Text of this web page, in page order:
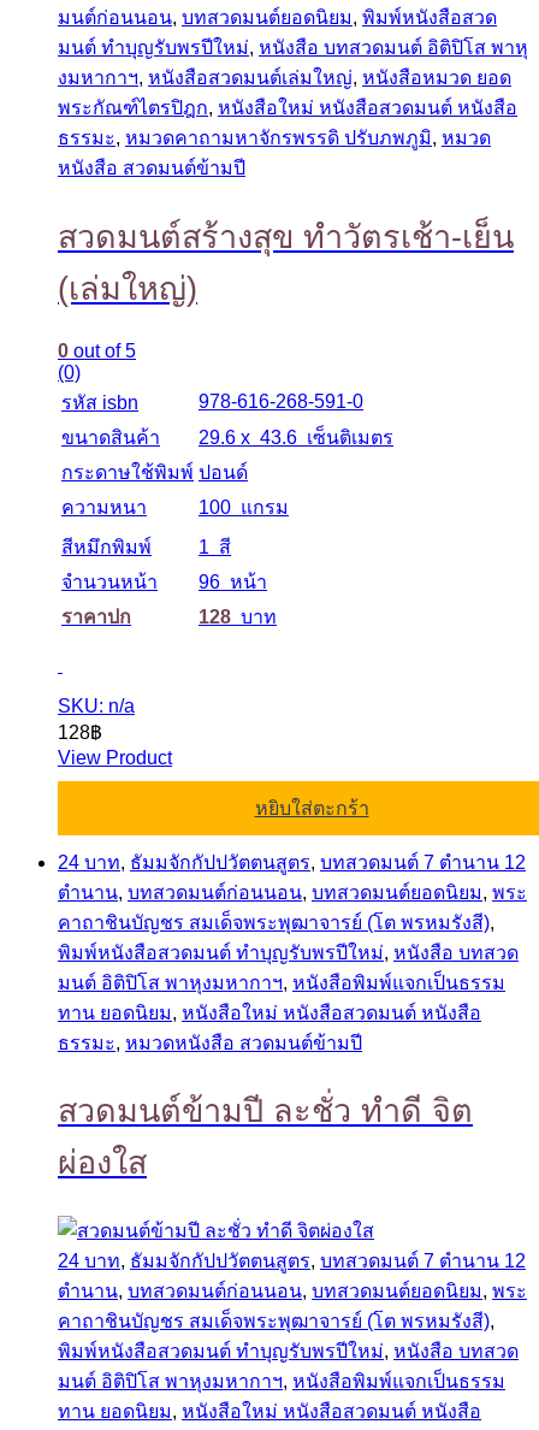
มนต์ก่อนนอน, บทสวดมนต์ยอดนิยม, พิมพ์หนังสือสวด
มนต์ ทำบุญรับพรปีใหม่, หนังสือ บทสวดมนต์ อิติปิโส พาหุ
งมหากาฯ, หนังสือสวดมนต์เล่มใหญ่, หนังสือหมวด ยอด
พระกัณฑ์ไตรปิฎก, หนังสือใหม่ หนังสือสวดมนต์ หนังสือ
ธรรมะ, หมวดคาถามหาจักรพรรดิ ปรับภพภูมิ, หมวด
หนังสือ สวดมนต์ข้ามปี
สวดมนต์สร้างสุข ทำวัตรเช้า-เย็น
(เล่มใหญ่)
0 out of 5
(0)
รหัส isbn
978-616-268-591-0
ขนาดสินค้า
29.6 x 43.6 เซ็นติเมตร
กระดาษใช้พิมพ์ ปอนด์
ความหนา
100 แกรม
สีหมึกพิมพ์
1 สี
จำนวนหน้า
96 หน้า
ราคาปก
128 บาท
SKU: n/a
128฿
View Product
หยิบใส่ตะกร้า
24 บาท, ธัมมจักกัปปวัตตนสูตร, บทสวดมนต์ 7 ตำนาน 12
ตำนาน, บทสวดมนต์ก่อนนอน, บทสวดมนต์ยอดนิยม, พระ
คาถาชินบัญชร สมเด็จพระพุฒาจารย์ (โต พรหมรังสี),
พิมพ์หนังสือสวดมนต์ ทำบุญรับพรปีใหม่, หนังสือ บทสวด
มนต์ อิติปิโส พาหุงมหากาฯ, หนังสือพิมพ์แจกเป็นธรรม
ทาน ยอดนิยม, หนังสือใหม่ หนังสือสวดมนต์ หนังสือ
ธรรมะ, หมวดหนังสือ สวดมนต์ข้ามปี
สวดมนต์ข้ามปี ละชั่ว ทำดี จิต
ผ่องใส
24 บาท, ธัมมจักกัปปวัตตนสูตร, บทสวดมนต์ 7 ตำนาน 12
ตำนาน, บทสวดมนต์ก่อนนอน, บทสวดมนต์ยอดนิยม, พระ
คาถาชินบัญชร สมเด็จพระพุฒาจารย์ (โต พรหมรังสี),
พิมพ์หนังสือสวดมนต์ ทำบุญรับพรปีใหม่, หนังสือ บทสวด
มนต์ อิติปิโส พาหุงมหากาฯ, หนังสือพิมพ์แจกเป็นธรรม
ทาน ยอดนิยม, หนังสือใหม่ หนังสือสวดมนต์ หนังสือ